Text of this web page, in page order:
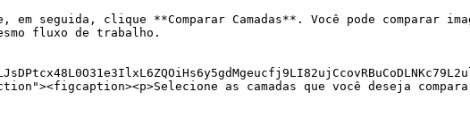
seguida, clique **Comparar Camadas**. Você pode comparar
fluxo de trabalho.
as camadas que você deseja